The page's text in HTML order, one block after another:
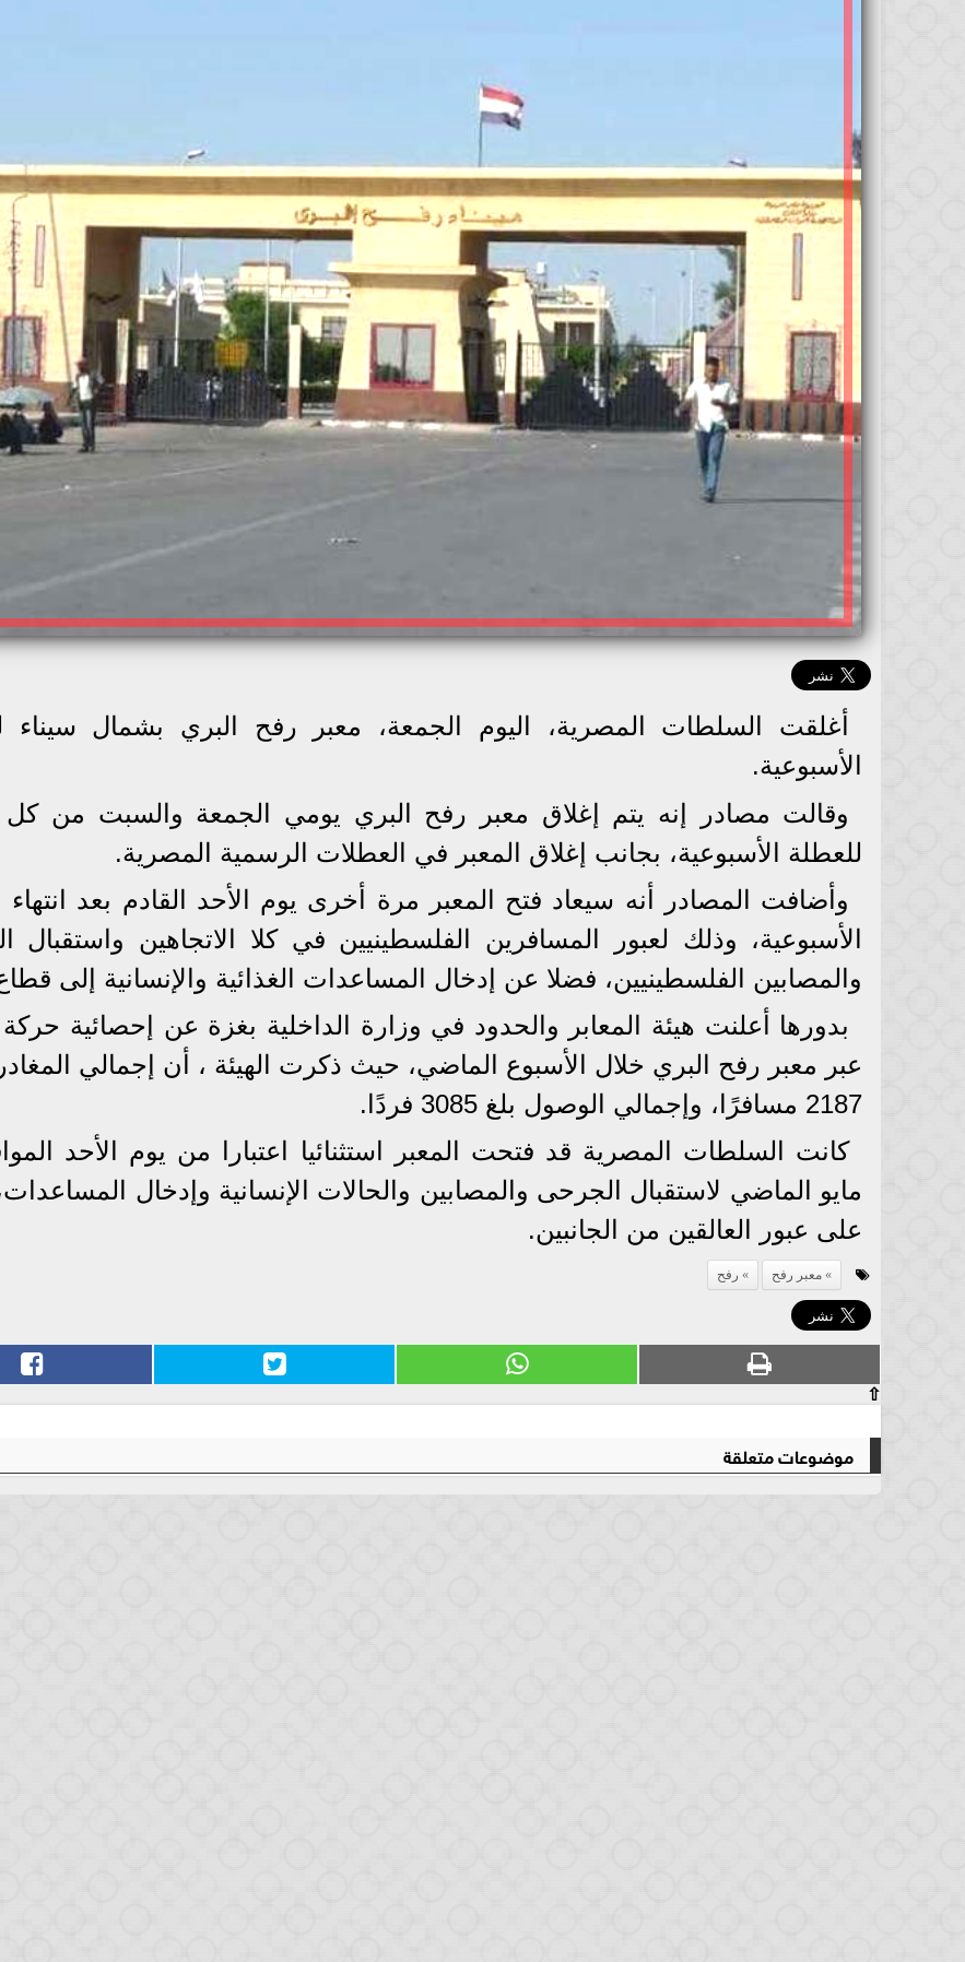
أغلقت السلطات المصرية، اليوم الجمعة، معبر رفح البري بشمال سيناء
الأسبوعية.
وقالت مصادر إنه يتم إغلاق معبر رفح البري يومي الجمعة والسبت من كل
للعطلة الأسبوعية، بجانب إغلاق المعبر في العطلات الرسمية المصرية.
وأضافت المصادر أنه سيعاد فتح المعبر مرة أخرى يوم الأحد القادم بعد انتهاء
الأسبوعية، وذلك لعبور المسافرين الفلسطينيين في كلا الاتجاهين واستقبال
والمصابين الفلسطينيين، فضلا عن إدخال المساعدات الغذائية والإنسانية إلى
بدورها أعلنت هيئة المعابر والحدود في وزارة الداخلية بغزة عن إحصائية
عبر معبر رفح البري خلال الأسبوع الماضي، حيث ذكرت الهيئة ، أن إجمالي
2187 مسافرًا، وإجمالي الوصول بلغ 3085 فردًا.
مايو الماضي لاستقبال الجرحى والمصابين والحالات الإنسانية وإدخال
على عبور العالقين من الجانبين.
معبر رفح رفح
⇧
موضوعات متعلقة